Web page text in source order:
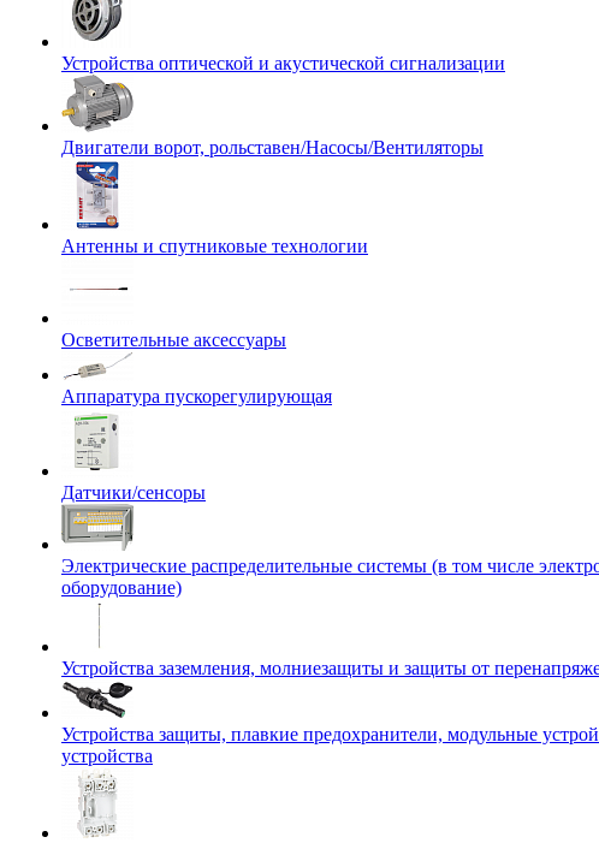
Устройства оптической и акустической сигнализации
Двигатели ворот, рольставен/Насосы/Вентиляторы
Антенны и спутниковые технологии
Осветительные аксессуары
Аппаратура пускорегулирующая
Датчики/сенсоры
Электрические распределительные системы (в том числе
оборудование)
Устройства заземления, молниезащиты и защиты от
Устройства защиты, плавкие предохранители, модульные
устройства